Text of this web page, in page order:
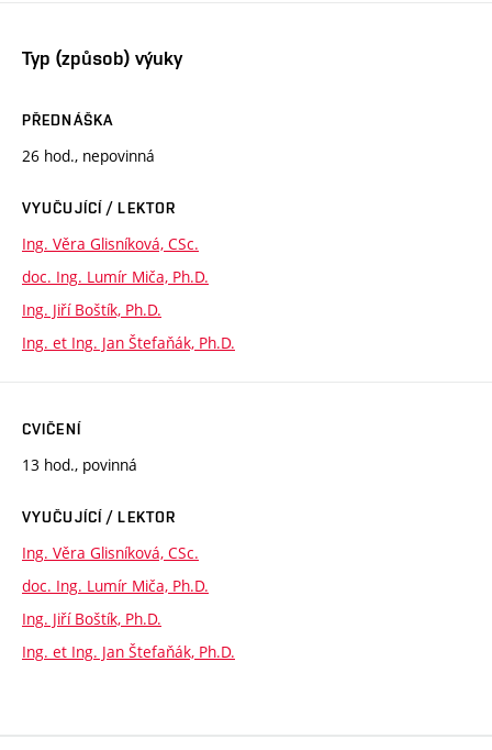
Typ (způsob) výuky
PŘEDNÁŠKA
26 hod., nepovinná
VYUČUJÍCÍ / LEKTOR
Ing. Věra Glisníková, CSc.
doc. Ing. Lumír Miča, Ph.D.
Ing. Jiří Boštík, Ph.D.
Ing. et Ing. Jan Štefaňák, Ph.D.
CVIČENÍ
13 hod., povinná
VYUČUJÍCÍ / LEKTOR
Ing. Věra Glisníková, CSc.
doc. Ing. Lumír Miča, Ph.D.
Ing. Jiří Boštík, Ph.D.
Ing. et Ing. Jan Štefaňák, Ph.D.